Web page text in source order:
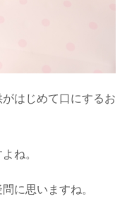
はじめて口にするお
ね。
に思いますね。